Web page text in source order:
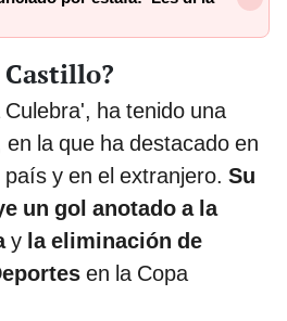
Castillo?
ha tenido una
la que ha destacado en
y en el extranjero. Su
un gol anotado a la
y la eliminación de
en la Copa